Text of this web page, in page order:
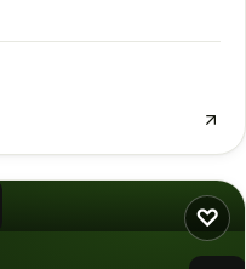
♡